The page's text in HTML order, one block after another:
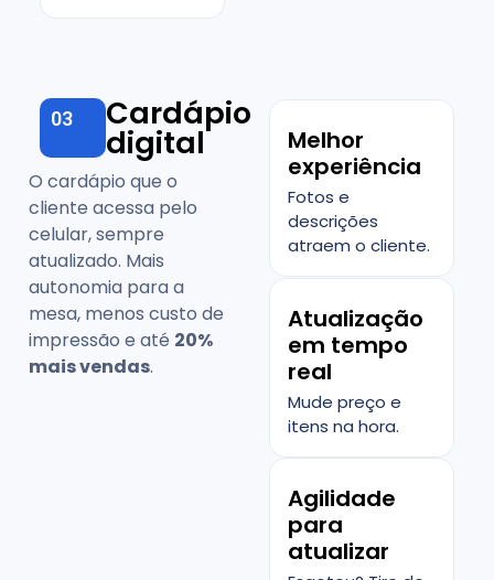
03 Cardápio
digital
O cardápio que o
cliente acessa pelo
celular, sempre
atualizado. Mais
autonomia para a
mesa, menos custo de
impressão e até 20%
mais vendas.
Melhor
experiência
Fotos e
descrições
atraem o cliente.
Atualização
em tempo
real
Mude preço e
itens na hora.
Agilidade
para
atualizar